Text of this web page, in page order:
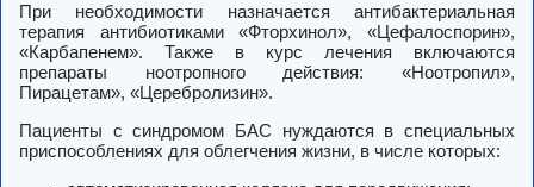
При необходимости назначается антибактериальная
терапия антибиотиками «Фторхинол», «Цефалоспорин»,
«Карбапенем». Также в курс лечения включаются
препараты ноотропного действия: «Ноотропил»,
Пирацетам», «Церебролизин».
Пациенты с синдромом БАС нуждаются в специальных
приспособлениях для облегчения жизни, в числе которых: